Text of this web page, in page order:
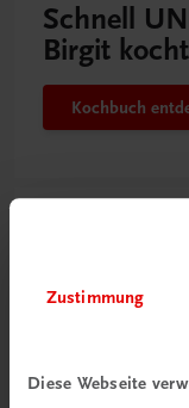
Zustimmung
Diese Webseite
Schnell
Birgit
Kochbuch